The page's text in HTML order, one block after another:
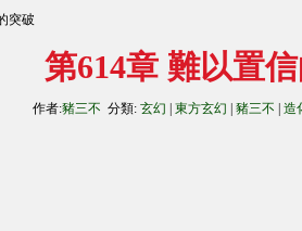
突破
第614章 難以置
作者:豬三不 分類: 玄幻 東方玄幻 豬三不 造